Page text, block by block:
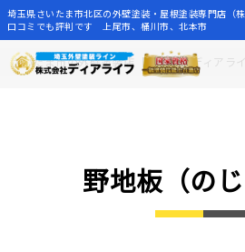
Skip
to
埼玉県さいたま市北区の外壁塗装・屋根塗装専門店（
口コミでも評判です 上尾市、桶川市、北本市
さいたま市の外壁塗装店【株式会社ディアライ
野地板（のじ